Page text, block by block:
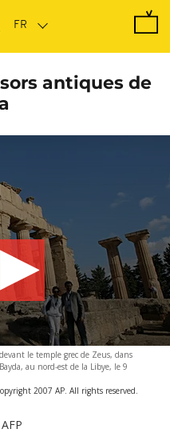
antiques de
le temple grec de Zeus, dans
au nord-est de la Libye, le 9
2007 AP. All rights reserved.